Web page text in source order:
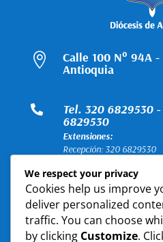
 Calle 100 N° 94A
Antioquia
 Tel. 320 6829530
6829530
Extensiones:
Recepción: 320 6829530
Talento Humano: 301
} Horarios de
Lunes a Viernes
8:00 a.m. a 12:00 p.m. –
We respect your privacy
Cookies help us improve
deliver personalized
traffic. You can choose
by clicking Customize.